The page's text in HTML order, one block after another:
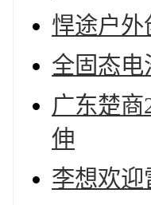
悍途户
全固态电
广东楚
伸
李想欢迎